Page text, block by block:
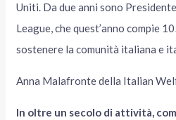
Uniti. Da due anni sono
League, che quest’anno compie
sostenere la comunità italiana e
Anna Malafronte della Italian
In oltre un secolo di attività,